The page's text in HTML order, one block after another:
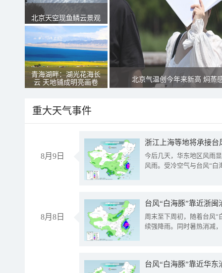
北京天空现鱼鳞云景观
青海湖畔：湖光花海长
云 天地铺成明亮画卷
北京气温创今年来新高 焖蒸
重大天气事件
8月9日
浙江上海等地将承接台
今后几天，华东地区风雨
风雨。受冷空气与台风“白
8月8日
台风“白海豚”靠近浙
周末至下周初，随着台风“
续强降雨。同时暑热消减
台风“白海豚”靠近华